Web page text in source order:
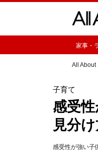
家事・
All About
子育て
感受
見分
感受性が強い子